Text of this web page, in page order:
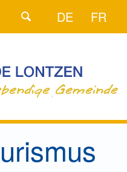
FR
DE
+32 (0) 87 89 80 58